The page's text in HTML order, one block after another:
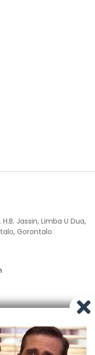
Jassin, Limba U Dua,
Gorontalo
Media Siber